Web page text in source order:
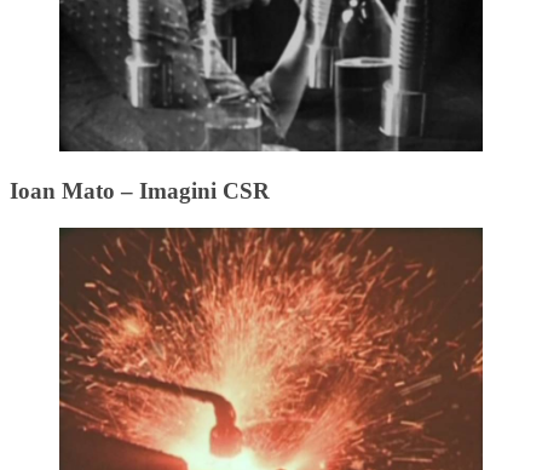
Ioan Mato – Imagini CSR